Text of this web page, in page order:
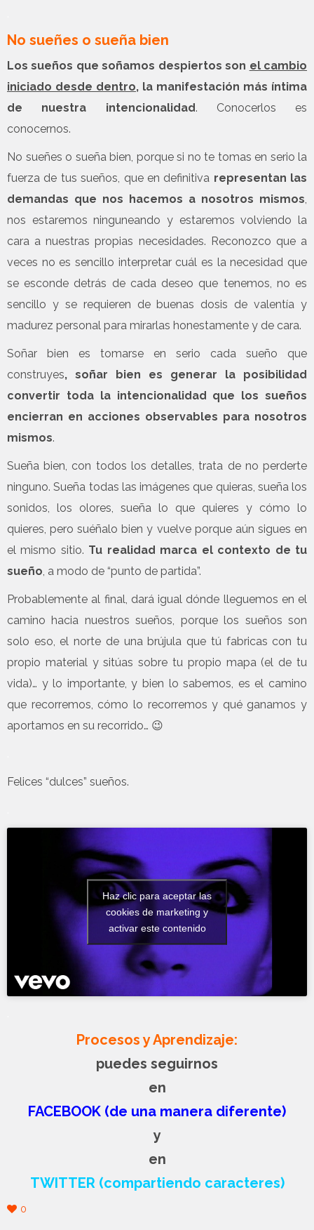
No sueñes o sueña bien
Los sueños que soñamos despiertos son el cambio
iniciado desde dentro, la manifestación más íntima
de nuestra intencionalidad. Conocerlos es
conocernos.
No sueñes o sueña bien, porque si no te tomas en serio la
fuerza de tus sueños, que en definitiva representan las
demandas que nos hacemos a nosotros mismos
nos estaremos ninguneando y estaremos volviendo la
cara a nuestras propias necesidades. Reconozco que a
veces no es sencillo interpretar cuál es la necesidad que
se esconde detrás de cada deseo que tenemos, no es
sencillo y se requieren de buenas dosis de valentía y
madurez personal para mirarlas honestamente y de cara.
Soñar bien es tomarse en serio cada sueño que
construyes, soñar bien es generar la posibilidad
convertir toda la intencionalidad que los sueños
encierran en acciones observables para nosotros
mismos.
Sueña bien, con todos los detalles, trata de no perderte
ninguno. Sueña todas las imágenes que quieras, sueña los
sonidos, los olores, sueña lo que quieres y cómo lo
quieres, pero suéñalo bien y vuelve porque aún sigues en
el mismo sitio. Tu realidad marca el contexto de tu
sueño , a modo de “punto de partida”.
Probablemente al final, dará igual dónde lleguemos en el
camino hacia nuestros sueños, porque los sueños son
solo eso, el norte de una brújula que tú fabricas con tu
propio material y sitúas sobre tu propio mapa (el de tu
vida)… y lo importante, y bien lo sabemos, es el camino
que recorremos, cómo lo recorremos y qué ganamos y
aportamos en su recorrido… 😉
Felices “dulces” sueños.
Haz clic para aceptar las
cookies de marketing y
activar este contenido
Procesos y Aprendizaje:
puedes seguirnos
en
FACEBOOK (de una manera diferente)
y
en
TWITTER (compartiendo caracteres)
0